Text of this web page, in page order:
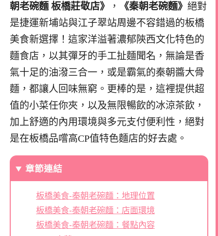
朝老碗麵 板橋莊敬店》
， 《秦朝老碗麵》 絕對
是捷運新埔站與江子翠站周邊不容錯過的板橋
美食新選擇！這家洋溢著濃郁陝西文化特色的
麵食店，以其彈牙的手工扯麵聞名，無論是香
氣十足的油潑三合一，或是霸氣的秦朝醬大骨
麵，都讓人回味無窮。更棒的是，這裡提供超
值的小菜任你夾，以及無限暢飲的冰涼茶飲，
加上舒適的內用環境與多元支付便利性，絕對
是在板橋品嚐高CP值特色麵店的好去處。
章節連結
板橋美食-秦朝老碗麵：地理位置
板橋美食-秦朝老碗麵：店面環境
板橋美食-秦朝老碗麵：餐點內容